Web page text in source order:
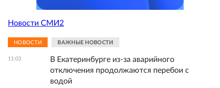
Новости СМИ2
НОВОСТИ ВАЖНЫЕ НОВОСТИ
11:03
В Екатеринбурге из-за аварийного
отключения продолжаются перебои с
водой